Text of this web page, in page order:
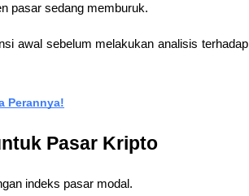
pasar sedang memburuk.
awal sebelum melakukan analisis terhadap
Perannya!
Pasar Kripto
indeks pasar modal.